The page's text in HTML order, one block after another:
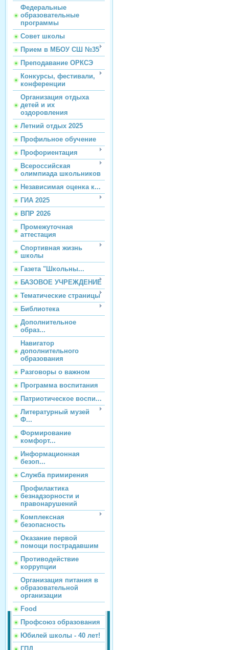
Федеральные
образовательные
программы
Совет школы
Прием в МБОУ СШ №35
Преподавание ОРКСЭ
Конкурсы, фестивали,
конференции
Организация отдыха
детей и их
оздоровления
Летний отдых 2025
Профильное обучение
Профориентация
Всероссийская
олимпиада школьников
Независимая оценка к...
ГИА 2025
ВПР 2026
Промежуточная
аттестация
Спортивная жизнь
школы
Газета "Школьны...
БАЗОВОЕ УЧРЕЖДЕНИЕ
Тематические страницы
Библиотека
Дополнительное
образ...
Навигатор
дополнительного
образования
Разговоры о важном
Программа воспитания
Патриотическое воспи...
Литературный музей
Ф...
Формирование
комфорт...
Информационная
безоп...
Служба примирения
Профилактика
безнадзорности и
правонарушений
Комплексная
безопасность
Оказание первой
помощи пострадавшим
Противодействие
коррупции
Организация питания в
образовательной
организации
Food
Профсоюз образования
Юбилей школы - 40 лет!